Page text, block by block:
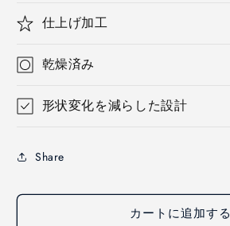
仕上げ加工
乾燥済み
形状変化を減らした設計
Share
カートに追加する